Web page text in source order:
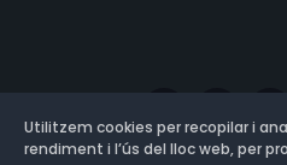
Utilitzem cookies per recopilar i
rendiment i l’ús del lloc web, per